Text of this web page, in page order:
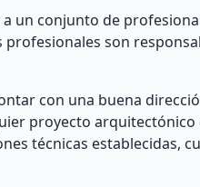
a un conjunto de
profesionales son
con una buena
proyecto
técnicas establecidas,